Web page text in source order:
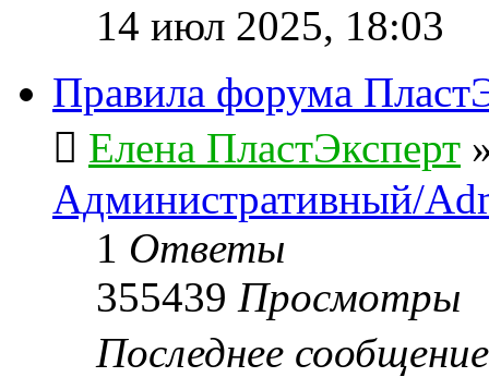
14 июл 2025, 18:03
Правила форума
Елена ПластЭксперт
Административный/
1 Ответы
355439 Просмотры
Последнее